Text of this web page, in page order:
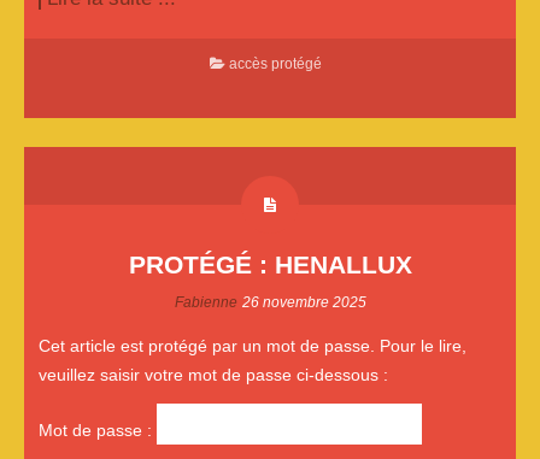
accès protégé
PROTÉGÉ : HENALLUX
Fabienne 26 novembre 2025
Cet article est protégé par un mot de passe. Pour le lire,
veuillez saisir votre mot de passe ci-dessous :
Mot de passe :